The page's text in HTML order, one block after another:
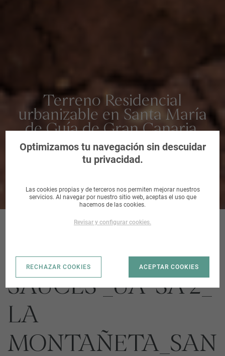
Terreno Residencial
urbanizable en Santa María
de Guía de Gran Canaria,
Palmas, Las
SUSO R-2 LOS
SAUCES _UA-SA 2_
LA
MONTAÑETA_SAN
Optimizamos tu navegación sin descuidar
tu privacidad.
Las cookies propias y de terceros nos permiten mejorar nuestros
servicios. Al navegar por nuestro sitio web, aceptas el uso que
hacemos de las cookies.
Revisar y configurar cookies.
RECHAZAR COOKIES ACEPTAR COOKIES